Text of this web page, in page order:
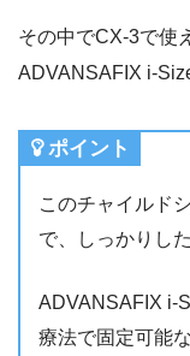
その中でCX-3で使
ADVANSAFIX i-
ポイント
このチャイルド
で、しっかりし
ADVANSAFIX i-
療法で固定可能